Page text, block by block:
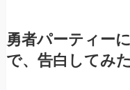
勇者パーティー
で、告白してみ